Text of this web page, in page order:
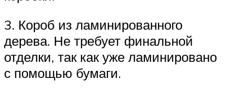
3. Короб из ламинированного
дерева. Не требует финальной
отделки, так как уже ламинировано
с помощью бумаги.